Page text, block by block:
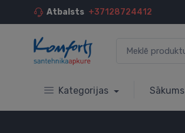
Atbalsts +37128724412
Kategorijas Sākums